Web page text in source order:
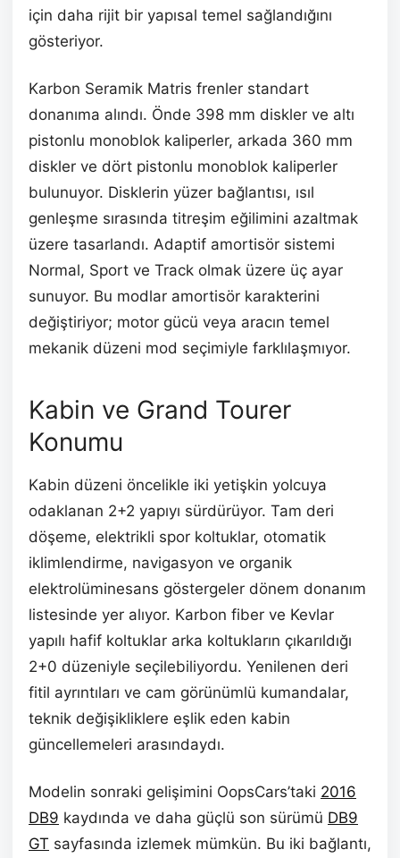
için daha rijit bir yapısal temel sağlandığını
gösteriyor.
Karbon Seramik Matris frenler standart
donanıma alındı. Önde 398 mm diskler ve altı
pistonlu monoblok kaliperler, arkada 360 mm
diskler ve dört pistonlu monoblok kaliperler
bulunuyor. Disklerin yüzer bağlantısı, ısıl
genleşme sırasında titreşim eğilimini azaltmak
üzere tasarlandı. Adaptif amortisör sistemi
Normal, Sport ve Track olmak üzere üç ayar
sunuyor. Bu modlar amortisör karakterini
değiştiriyor; motor gücü veya aracın temel
mekanik düzeni mod seçimiyle farklılaşmıyor.
Kabin ve Grand Tourer
Konumu
Kabin düzeni öncelikle iki yetişkin yolcuya
odaklanan 2+2 yapıyı sürdürüyor. Tam deri
döşeme, elektrikli spor koltuklar, otomatik
iklimlendirme, navigasyon ve organik
elektrolüminesans göstergeler dönem donanım
listesinde yer alıyor. Karbon fiber ve Kevlar
yapılı hafif koltuklar arka koltukların çıkarıldığı
2+0 düzeniyle seçilebiliyordu. Yenilenen deri
fitil ayrıntıları ve cam görünümlü kumandalar,
teknik değişikliklere eşlik eden kabin
güncellemeleri arasındaydı.
Modelin sonraki gelişimini OopsCars’taki 2016
DB9 kaydında ve daha güçlü son sürümü DB9
GT sayfasında izlemek mümkün. Bu iki bağlantı,